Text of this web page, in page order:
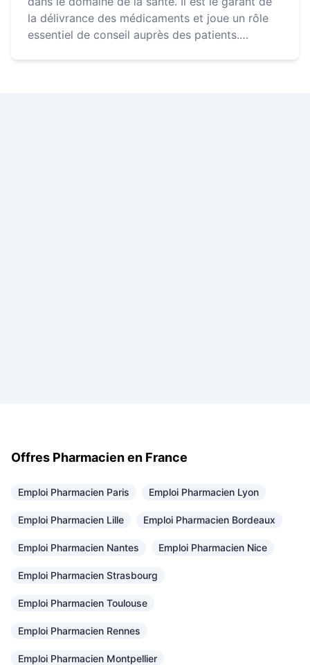
la délivrance des médicaments et joue un rôle
essentiel de conseil auprès des patients.
Offres Pharmacien en France
Emploi Pharmacien Paris Emploi Pharmacien Lyon
Emploi Pharmacien Lille Emploi Pharmacien Bordeaux
Emploi Pharmacien Nantes Emploi Pharmacien Nice
Emploi Pharmacien Strasbourg
Emploi Pharmacien Toulouse
Emploi Pharmacien Rennes
Emploi Pharmacien Montpellier